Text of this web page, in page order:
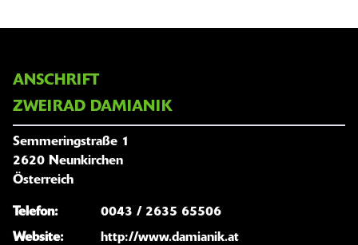
ANSCHRIFT
ZWEIRAD DAMIANIK
Semmeringstraße 1
2620 Neunkirchen
Österreich
Telefon:
0043 / 2635 65506
Website:
http://www.damianik.at